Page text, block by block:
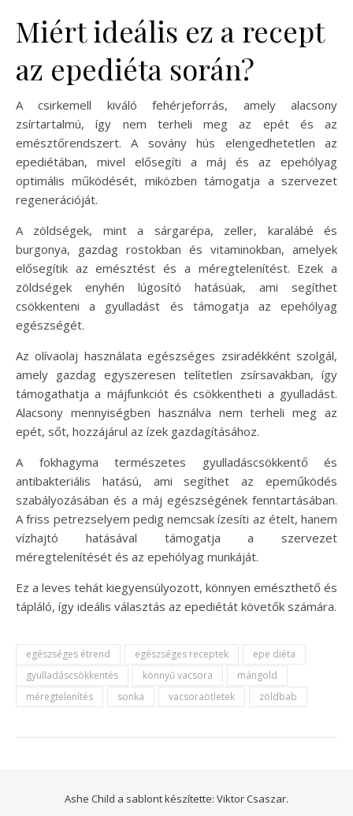
Miért ideális ez a recept
az epediéta során?
A csirkemell kiváló fehérjeforrás, amely alacsony
zsírtartalmú, így nem terheli meg az epét és az
emésztőrendszert. A sovány hús elengedhetetlen az
epediétában, mivel elősegíti a máj és az epehólyag
optimális működését, miközben támogatja a szervezet
regenerációját.
A zöldségek, mint a sárgarépa, zeller, karalábé és
burgonya, gazdag rostokban és vitaminokban, amelyek
elősegítik az emésztést és a méregtelenítést. Ezek a
zöldségek enyhén lúgosító hatásúak, ami segíthet
csökkenteni a gyulladást és támogatja az epehólyag
egészségét.
Az olívaolaj használata egészséges zsiradékként szolgál,
amely gazdag egyszeresen telítetlen zsírsavakban, így
támogathatja a májfunkciót és csökkentheti a gyulladást.
Alacsony mennyiségben használva nem terheli meg az
epét, sőt, hozzájárul az ízek gazdagításához.
A fokhagyma természetes gyulladáscsökkentő és
antibakteriális hatású, ami segíthet az epeműködés
szabályozásában és a máj egészségének fenntartásában.
A friss petrezselyem pedig nemcsak ízesíti az ételt, hanem
vízhajtó hatásával támogatja a szervezet
méregtelenítését és az epehólyag munkáját.
Ez a leves tehát kiegyensúlyozott, könnyen emészthető és
tápláló, így ideális választás az epediétát követők számára.
egészséges étrend egészséges receptek
epe diéta
gyulladáscsökkentés
könnyű vacsora
mángold
méregtelenítés
sonka vacsoraötletek zöldbab
Ashe Child a sablont készítette: Viktor Csaszar.